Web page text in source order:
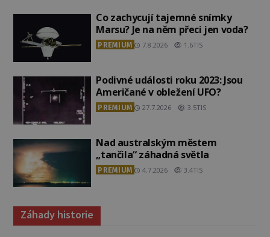
Co zachycují tajemné snímky
Marsu? Je na něm přeci jen voda?
PREMIUM 7.8.2026 1.6TIS
Podivné události roku 2023: Jsou
Američané v obležení UFO?
PREMIUM 27.7.2026 3.5TIS
Nad australským městem
„tančila“ záhadná světla
PREMIUM 4.7.2026 3.4TIS
Záhady historie